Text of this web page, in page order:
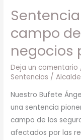
campo
negocios
Deja un comentario
Sentencias /
Nuestro Bufete
una sentencia
campo de los
afectados por las
el
de
los
seguros
a
negocios
Coronavirus